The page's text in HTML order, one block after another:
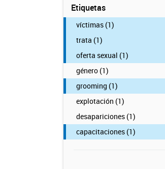
Etiquetas
víctimas (1)
trata (1)
oferta sexual (1)
género (1)
grooming (1)
explotación (1)
desapariciones (1)
capacitaciones (1)